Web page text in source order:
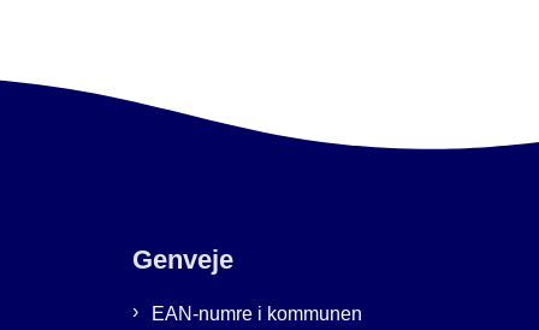
Genveje
EAN-numre i kommunen